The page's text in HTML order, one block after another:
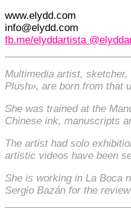
www.elydd.com
info@elydd.com
fb.me/elyddartista
Multimedia artist, sketcher,
Plush», are born from that
She was trained at the
Chinese ink, manuscripts
The artist had solo
artistic videos have been
She is working in La Boca
Sergio Bazán for the